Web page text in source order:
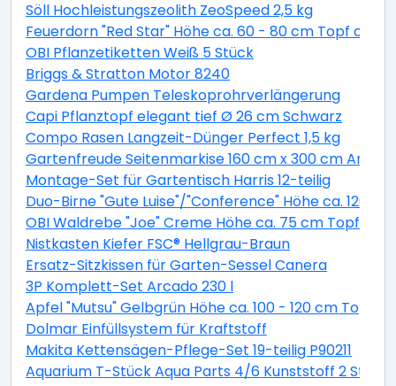
Söll Hochleistungszeolith ZeoSpeed 2,5 kg
Feuerdorn "Red Star" Höhe ca. 60 - 80 cm Topf ca. 2
OBI Pflanzetiketten Weiß 5 Stück
Briggs & Stratton Motor 8240
Gardena Pumpen Teleskoprohrverlängerung
Capi Pflanztopf elegant tief Ø 26 cm Schwarz
Compo Rasen Langzeit-Dünger Perfect 1,5 kg
Gartenfreude Seitenmarkise 160 cm x 300 cm
Montage-Set für Gartentisch Harris 12-teilig
Duo-Birne "Gute Luise"/"Conference" Höhe ca. 120 -
OBI Waldrebe "Joe" Creme Höhe ca. 75 cm Topf ca.
Nistkasten Kiefer FSC® Hellgrau-Braun
Ersatz-Sitzkissen für Garten-Sessel Canera
3P Komplett-Set Arcado 230 l
Apfel "Mutsu" Gelbgrün Höhe ca. 100 - 120 cm Topf
Dolmar Einfüllsystem für Kraftstoff
Makita Kettensägen-Pflege-Set 19-teilig P90211
Aquarium T-Stück Aqua Parts 4/6 Kunststoff 2 Stück